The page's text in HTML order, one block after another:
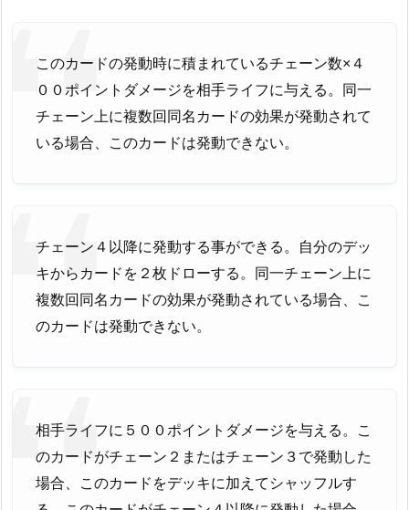
このカードの発動時に積まれているチェーン数×４
００ポイントダメージを相手ライフに与える。同一
チェーン上に複数回同名カードの効果が発動されて
いる場合、このカードは発動できない。
チェーン４以降に発動する事ができる。自分のデッ
キからカードを２枚ドローする。同一チェーン上に
複数回同名カードの効果が発動されている場合、こ
のカードは発動できない。
相手ライフに５００ポイントダメージを与える。こ
のカードがチェーン２またはチェーン３で発動した
場合、このカードをデッキに加えてシャッフルす